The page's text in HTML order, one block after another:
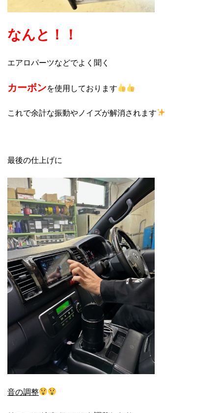
なんと！！
エアロパーツなどでよく聞く
カーボンを使用しております
これで余計な振動やノイズが解消されます
最後の仕上げに
音の調整